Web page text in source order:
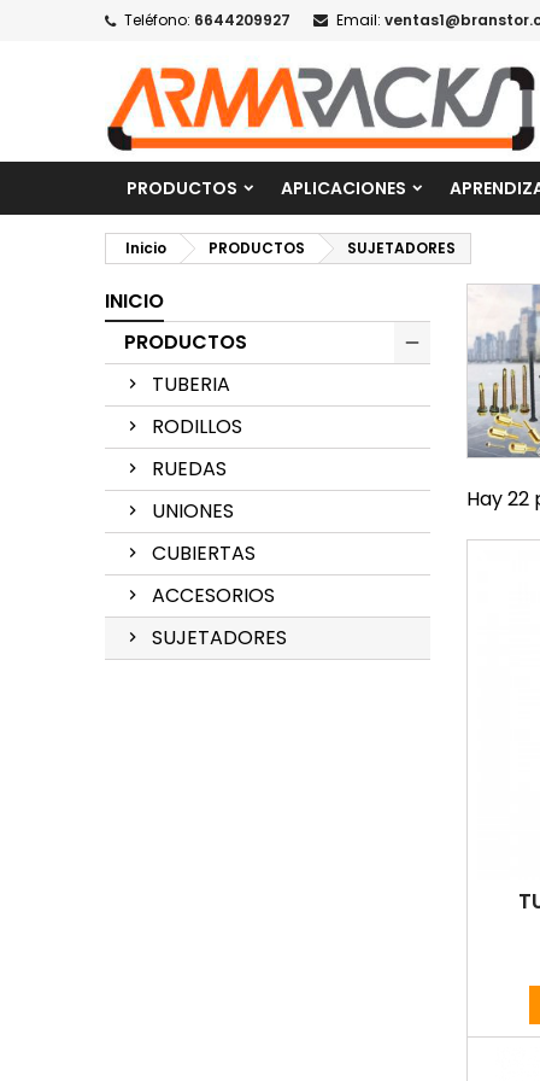
Teléfono: 6644209927 Email:
PRODUCTOS APLICACIONES
Inicio PRODUCTOS SUJETADORES
INICIO
PRODUCTOS
TUBERIA
RODILLOS
RUEDAS
UNIONES
CUBIERTAS
ACCESORIOS
SUJETADORES
Hay 22